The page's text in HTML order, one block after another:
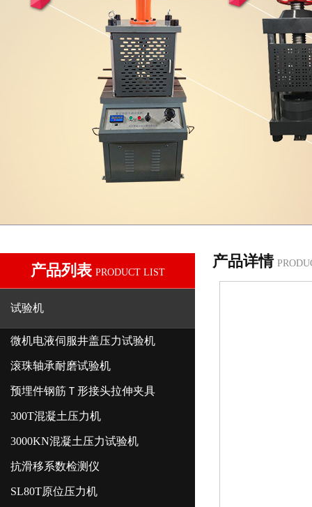
产品详情
产品列表 PRODUCT LIST
试验机
微机电液伺服井盖压力试验机
滚珠轴承耐磨试验机
预埋件钢筋Ｔ形接头拉伸夹具
300T混凝土压力机
3000KN混凝土压力试验机
抗滑移系数检测仪
SL80T原位压力机